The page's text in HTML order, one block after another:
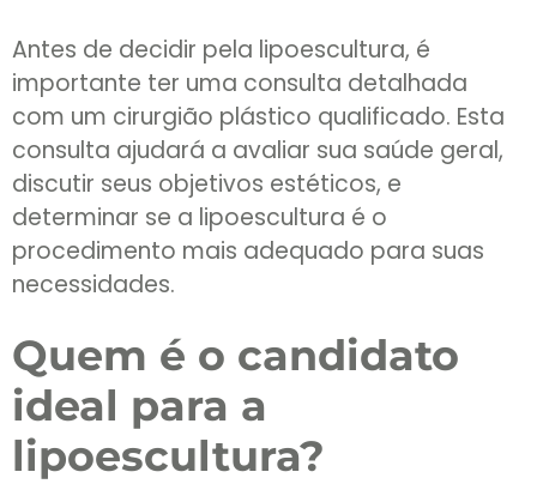
Antes de decidir pela lipoescultura, é
importante ter uma consulta detalhada
com um cirurgião plástico qualificado. Esta
consulta ajudará a avaliar sua saúde geral,
discutir seus objetivos estéticos, e
determinar se a lipoescultura é o
procedimento mais adequado para suas
necessidades.
Quem é o candidato
ideal para a
lipoescultura?